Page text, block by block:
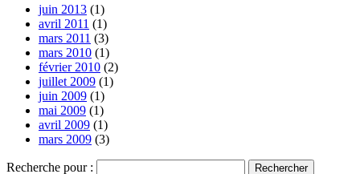
juin 2013 (1)
avril 2011 (1)
mars 2011 (3)
mars 2010 (1)
février 2010 (2)
juillet 2009 (1)
juin 2009 (1)
mai 2009 (1)
avril 2009 (1)
mars 2009 (3)
Recherche pour :